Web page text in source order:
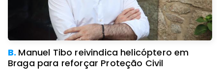
B. Manuel Tibo reivindica helicóptero em
Braga para reforçar Proteção Civil